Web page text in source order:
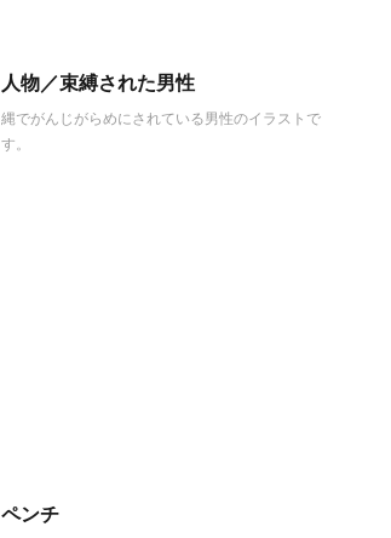
人物／束縛された男性
縄でがんじがらめにされている男性のイラストで
す。
ペンチ